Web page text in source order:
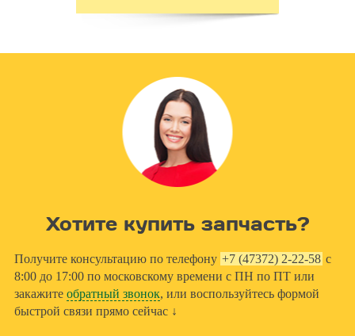
Хотите купить запчасть?
Получите консультацию по телефону +7 (47372) 2-22-58 с
8:00 до 17:00 по московскому времени с ПН по ПТ или
закажите обратный звонок, или воспользуйтесь формой
быстрой связи прямо сейчас ↓